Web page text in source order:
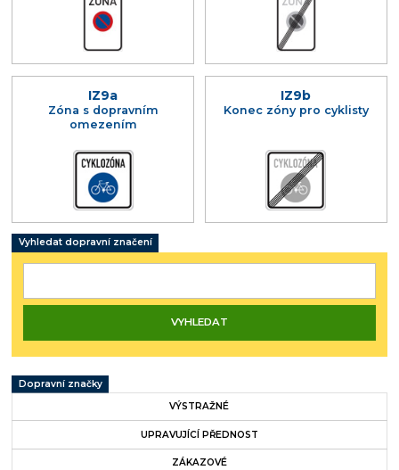
IZ9a
Zóna s dopravním
omezením
IZ9b
Konec zóny pro cyklisty
Vyhledat dopravní značení
Dopravní značky
VÝSTRAŽNÉ
UPRAVUJÍCÍ PŘEDNOST
ZÁKAZOVÉ